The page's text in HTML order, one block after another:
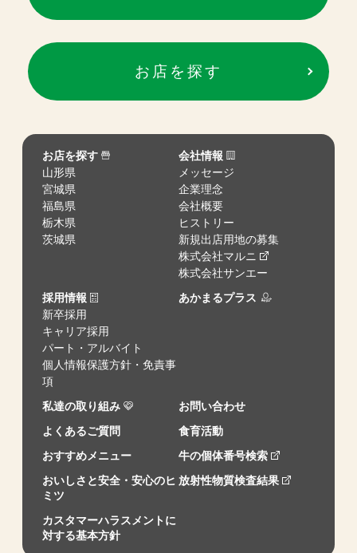
お店を探す
お店を探す
山形県
宮城県
福島県
栃木県
茨城県
会社情報
メッセージ
企業理念
会社概要
ヒストリー
新規出店用地の募集
株式会社マルニ
株式会社サンエー
採用情報
新卒採用
キャリア採用
パート・アルバイト
個人情報保護方針・免責事
項
あかまるプラス
私達の取り組み
お問い合わせ
よくあるご質問
食育活動
おすすめメニュー
牛の個体番号検索
おいしさと安全・安心のヒ
ミツ
放射性物質検査結果
カスタマーハラスメントに
対する基本方針